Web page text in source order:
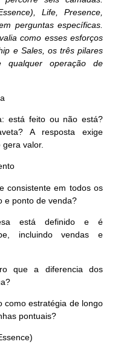
Life, Presence,
perguntas específicas.
como esses esforços
e Sales, os três pilares
qualquer operação de
está feito ou não está?
A resposta exige
valor.
consistente em todos os
e ponto de venda?
está definido e é
incluindo vendas e
que a diferencia dos
como estratégia de longo
pontuais?